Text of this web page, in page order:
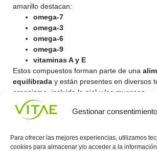
Gestionar consentimiento
Para ofrecer las mejores experiencias, utilizamos
cookies para almacenar y/o acceder a la
amarillo destacan:
omega-7
omega-3
omega-6
omega-9
vitaminas A y E
Estos compuestos forman parte de una
equilibrada y están presentes en diversos
organismo, incluida la piel y las mucosas.
Las mucosas, al igual que la piel, necesitan
equilibrio adecuado delípidos e hidratación
de cuidado integral de la piel se tiene en
aporte de determinados nutrientes